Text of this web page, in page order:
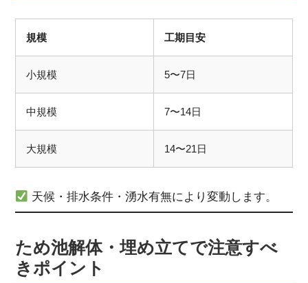
規模 工期目安
小規模 5〜7日
中規模 7〜14日
大規模 14〜21日
天候・排水条件・湧水有無により変動します。
ため池解体・埋め立てで注意すべ
きポイント